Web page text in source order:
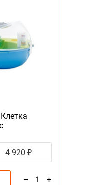
4 920 ₽
– 1 +